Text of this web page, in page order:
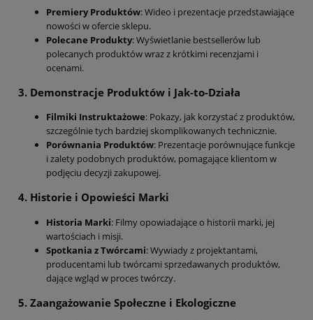
Premiery Produktów: Wideo i prezentacje przedstawiające
nowości w ofercie sklepu.
Polecane Produkty: Wyświetlanie bestsellerów lub
polecanych produktów wraz z krótkimi recenzjami i
ocenami.
3. Demonstracje Produktów i Jak-to-Działa
Filmiki Instruktażowe: Pokazy, jak korzystać z produktów,
szczególnie tych bardziej skomplikowanych technicznie.
Porównania Produktów: Prezentacje porównujące funkcje
i zalety podobnych produktów, pomagające klientom w
podjęciu decyzji zakupowej.
4. Historie i Opowieści Marki
Historia Marki: Filmy opowiadające o historii marki, jej
wartościach i misji.
Spotkania z Twórcami: Wywiady z projektantami,
producentami lub twórcami sprzedawanych produktów,
dające wgląd w proces twórczy.
5. Zaangażowanie Społeczne i Ekologiczne